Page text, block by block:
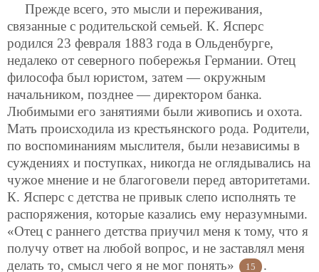
Прежде всего, это мысли и переживания,
связанные с родительской семьей. К. Ясперс
родился 23 февраля 1883 года в Ольденбурге,
недалеко от северного побережья Германии. Отец
философа был юристом, затем — окружным
начальником, позднее — директором банка.
Любимыми его занятиями были живопись и охота.
Мать происходила из крестьянского рода. Родители,
по воспоминаниям мыслителя, были независимы в
суждениях и поступках, никогда не оглядывались на
чужое мнение и не благоговели перед авторитетами.
К. Ясперс с детства не привык слепо исполнять те
распоряжения, которые казались ему неразумными.
«Отец с раннего детства приучил меня к тому, что я
получу ответ на любой вопрос, и не заставлял меня
делать то, смысл чего я не мог понять»
15 .